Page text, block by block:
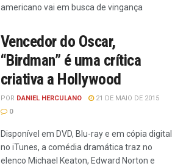
americano vai em busca de vingança
Vencedor do Oscar,
“Birdman” é uma crítica
criativa a Hollywood
POR DANIEL HERCULANO
21 DE MAIO DE 2015
0
Disponível em DVD, Blu-ray e em cópia digital
no iTunes, a comédia dramática traz no
elenco Michael Keaton, Edward Norton e